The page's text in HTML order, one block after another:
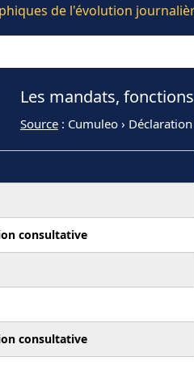
de l'évolution
Les mandats,
Source : Cumuleo ›
consultative
consultative